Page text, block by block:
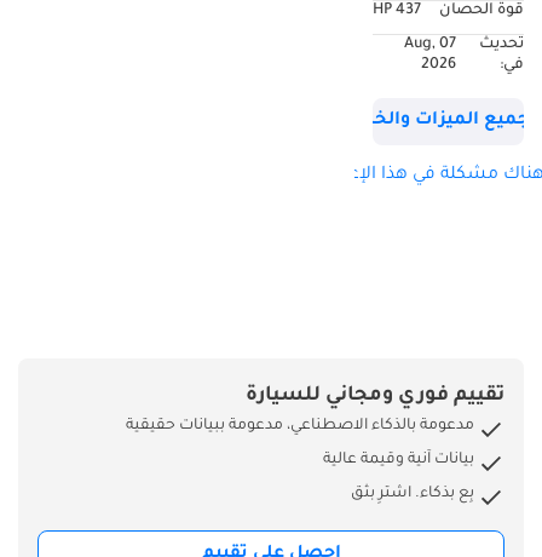
مصابيح أمامية
أوتوماتيكية - مكيف
نظام صوت محيطي
متعددة الوظائف -
(الإنجليزية): --------------
---------------------------
ساعات العمل: مفتوح
العنوان: A1 Luxury
قوة الحصان
437 HP
تحديث
في:
07 Aug,
2026
جميع الميزات والخصائص
مشكلة في هذا الإعلان؟
تقييم فوري ومجاني للسيارة
مدعومة بالذكاء الاصطناعي، مدعومة ببيانات حقيقية
بيانات آنية وقيمة عالية
بِع بذكاء. اشترِ بثق